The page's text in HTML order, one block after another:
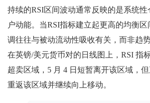
持续的RSI区间波动通常反映的是系统
户动能。当RSI指标建立起更高的均衡区
调往往与被动流动性吸收有关，而非趋势
在英镑/美元货币对的日线图上，RSI 指
超卖区域，5 月 4 日短暂离开该区域，
重返该区域并继续向上移动。